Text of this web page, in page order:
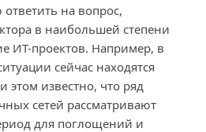
на вопрос,
в наибольшей степени
ИТ-проектов. Например, в
сейчас находятся
этом известно, что ряд
сетей рассматривают
для поглощений и